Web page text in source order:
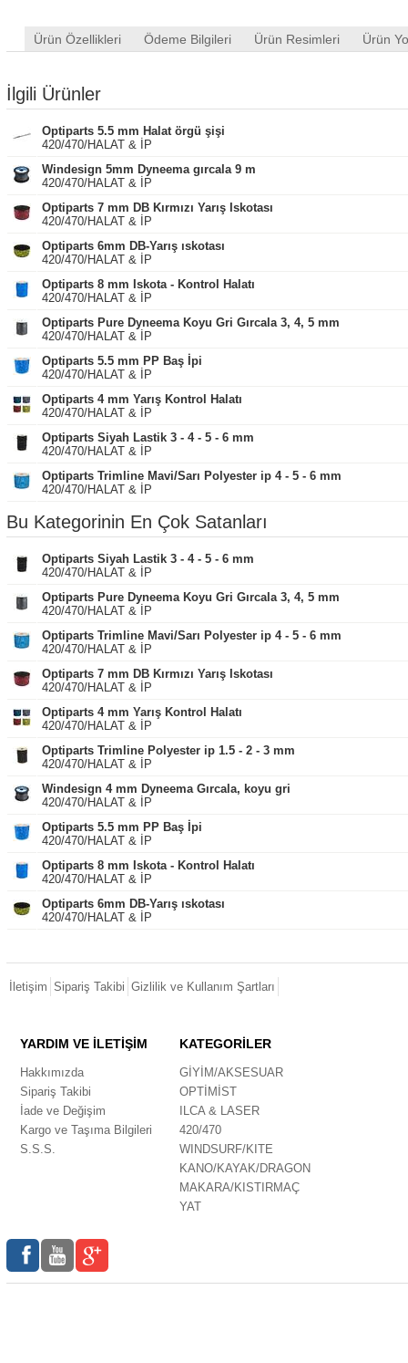
Ürün Özellikleri Ödeme Bilgileri Ürün Resimleri Ürün
İlgili Ürünler
Optiparts 5.5 mm Halat örgü şişi
420/470/HALAT & İP
Windesign 5mm Dyneema gırcala 9 m
420/470/HALAT & İP
Optiparts 7 mm DB Kırmızı Yarış Iskotası
420/470/HALAT & İP
Optiparts 6mm DB-Yarış ıskotası
420/470/HALAT & İP
Optiparts 8 mm Iskota - Kontrol Halatı
420/470/HALAT & İP
Optiparts Pure Dyneema Koyu Gri Gırcala 3, 4, 5 mm
420/470/HALAT & İP
Optiparts 5.5 mm PP Baş İpi
420/470/HALAT & İP
Optiparts 4 mm Yarış Kontrol Halatı
420/470/HALAT & İP
Optiparts Siyah Lastik 3 - 4 - 5 - 6 mm
420/470/HALAT & İP
Optiparts Trimline Mavi/Sarı Polyester ip 4 - 5 - 6 mm
420/470/HALAT & İP
Bu Kategorinin En Çok Satanları
Optiparts Siyah Lastik 3 - 4 - 5 - 6 mm
420/470/HALAT & İP
Optiparts Pure Dyneema Koyu Gri Gırcala 3, 4, 5 mm
420/470/HALAT & İP
Optiparts Trimline Mavi/Sarı Polyester ip 4 - 5 - 6 mm
420/470/HALAT & İP
Optiparts 7 mm DB Kırmızı Yarış Iskotası
420/470/HALAT & İP
Optiparts 4 mm Yarış Kontrol Halatı
420/470/HALAT & İP
Optiparts Trimline Polyester ip 1.5 - 2 - 3 mm
420/470/HALAT & İP
Windesign 4 mm Dyneema Gırcala, koyu gri
420/470/HALAT & İP
Optiparts 5.5 mm PP Baş İpi
420/470/HALAT & İP
Optiparts 8 mm Iskota - Kontrol Halatı
420/470/HALAT & İP
Optiparts 6mm DB-Yarış ıskotası
420/470/HALAT & İP
İletişim Sipariş Takibi Gizlilik ve Kullanım Şartları
YARDIM VE İLETİŞİM
Hakkımızda
Sipariş Takibi
İade ve Değişim
Kargo ve Taşıma Bilgileri
S.S.S.
KATEGORİLER
GİYİM/AKSESUAR
OPTİMİST
ILCA & LASER
420/470
WINDSURF/KITE
KANO/KAYAK/DRAGON
MAKARA/KISTIRMAÇ
YAT